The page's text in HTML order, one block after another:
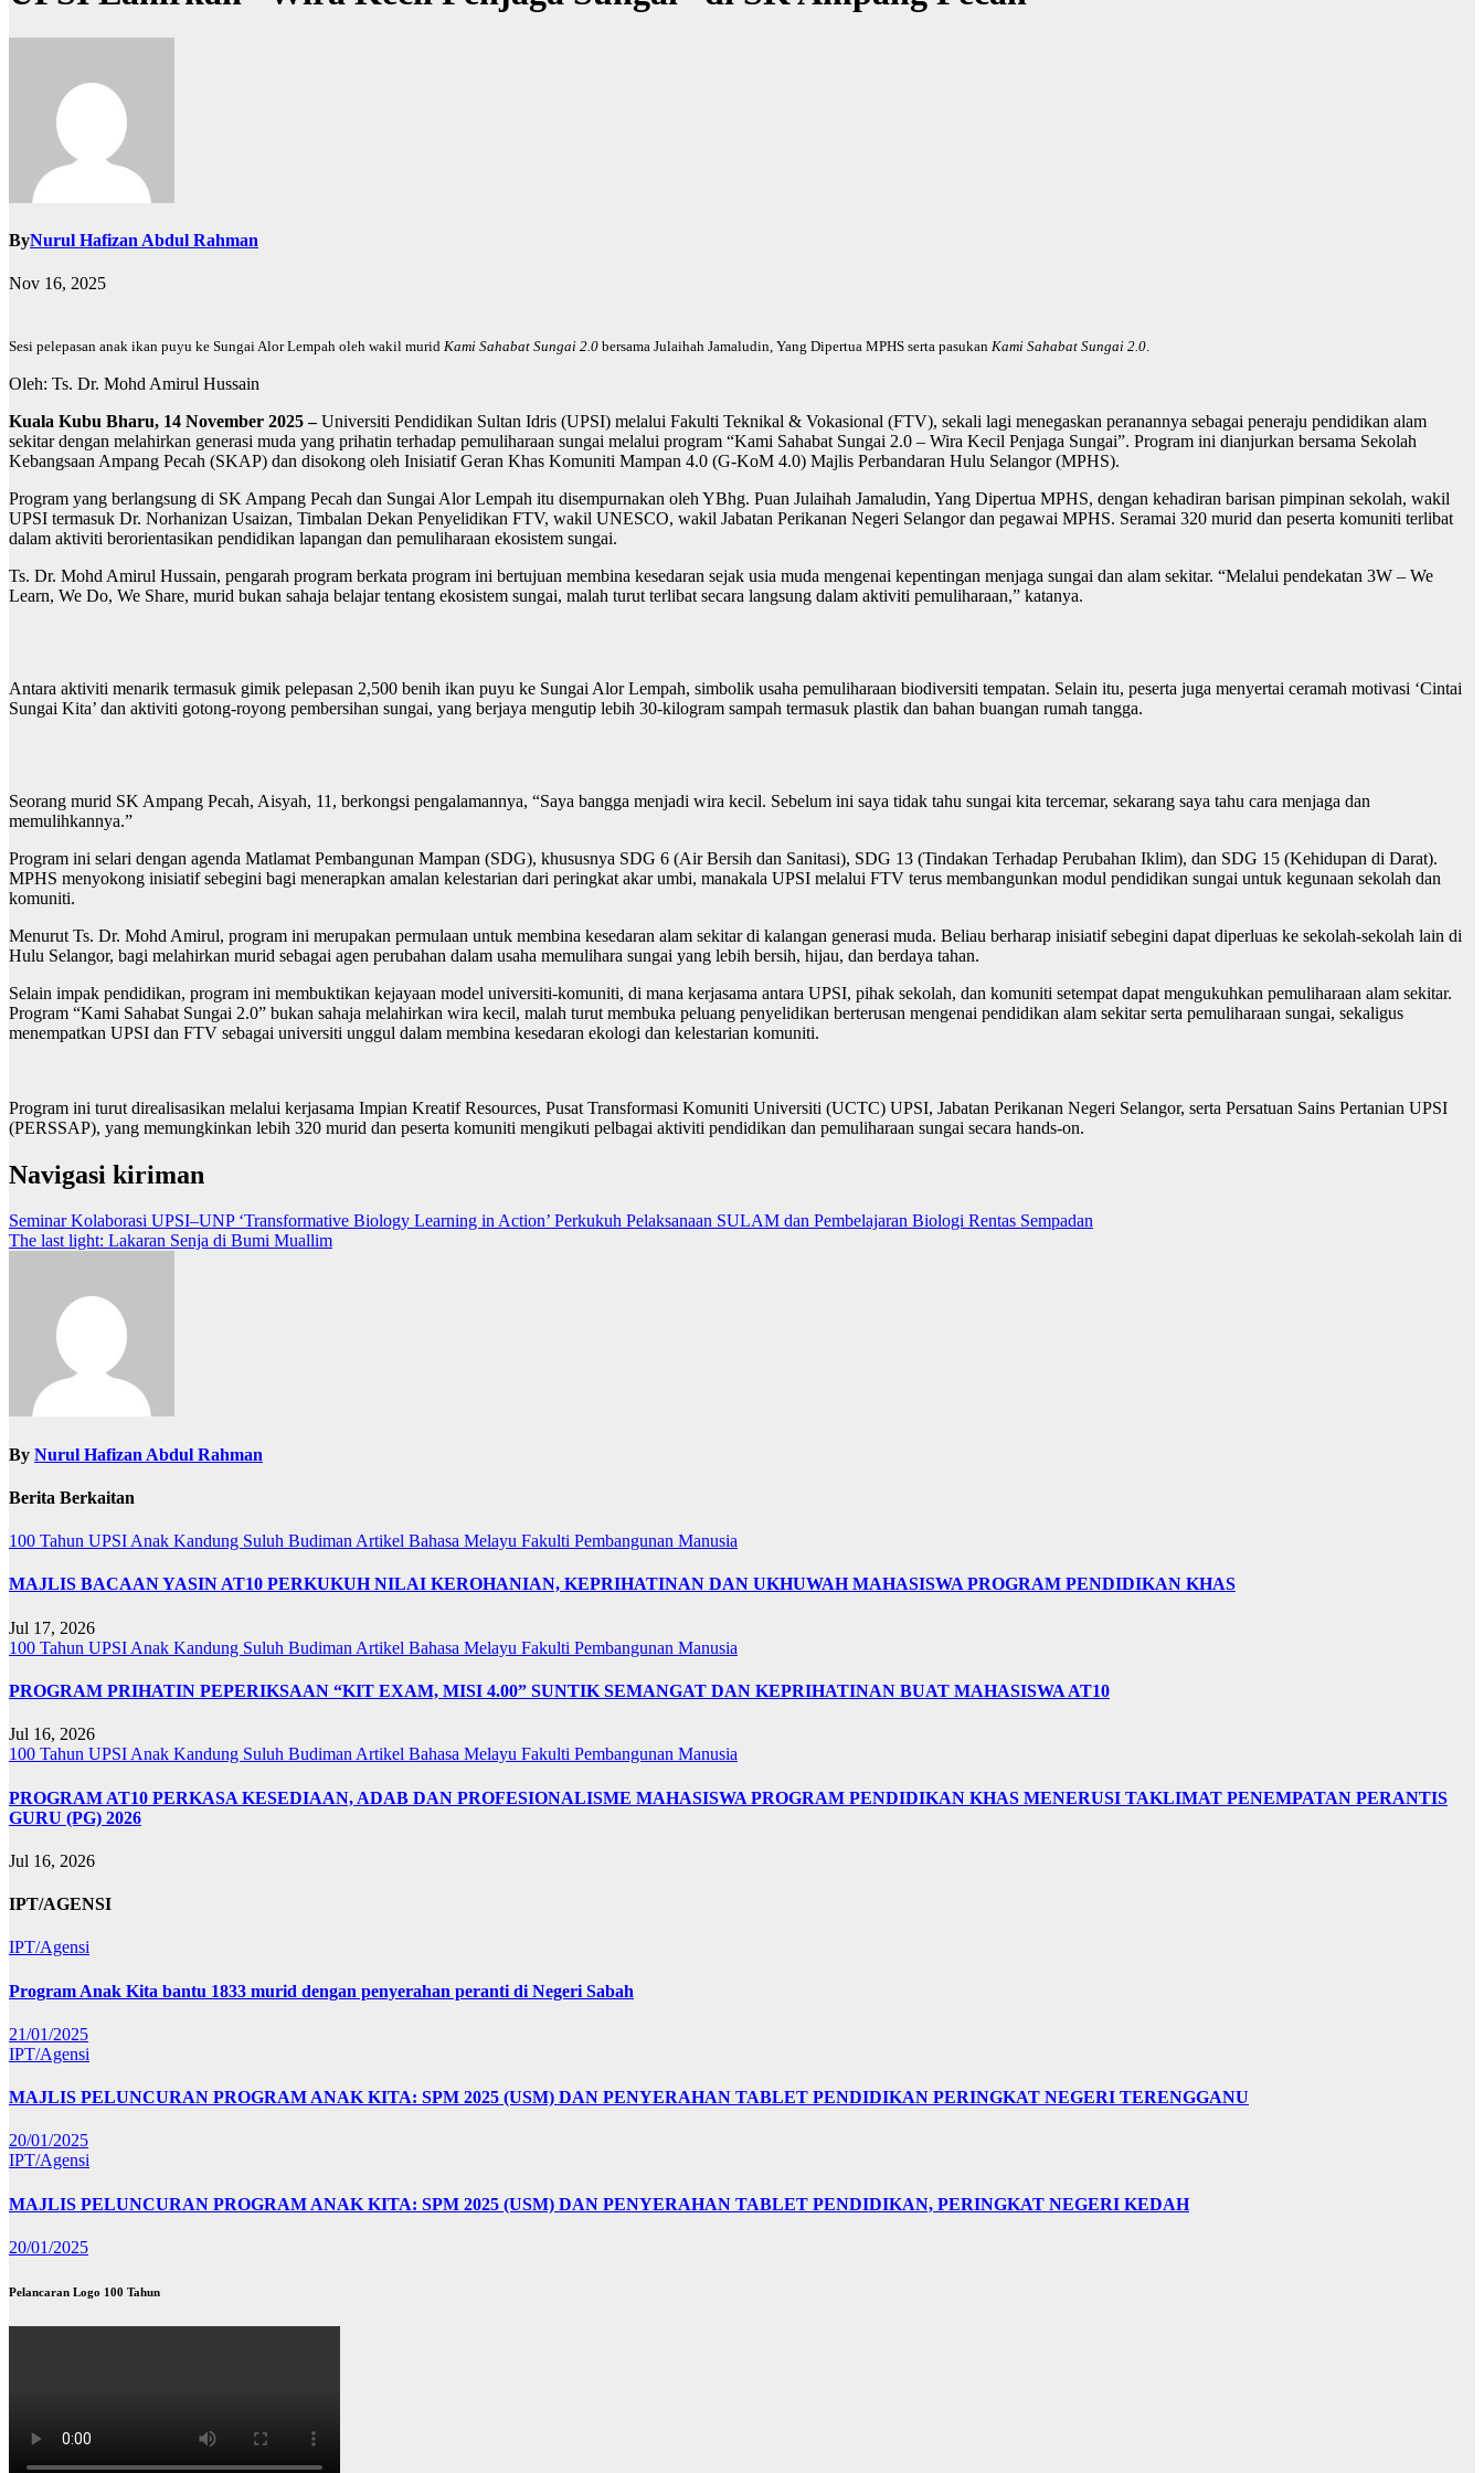
ByNurul Hafizan Abdul Rahman
Nov 16, 2025
Sesi pelepasan anak ikan puyu ke Sungai Alor Lempah oleh wakil murid Kami Sahabat Sungai 2.0 bersama Julaihah Jamaludin, Yang Dipertua MPHS serta pasukan Kami Sahabat Sungai 2.0.
Oleh: Ts. Dr. Mohd Amirul Hussain
Kuala Kubu Bharu, 14 November 2025 –Universiti Pendidikan Sultan Idris (UPSI) melalui Fakulti Teknikal & Vokasional (FTV), sekali lagi menegaskan peranannya sebagai peneraju pendidikan alam
sekitar dengan melahirkan generasi muda yang prihatin terhadap pemuliharaan sungai melalui program “Kami Sahabat Sungai 2.0 – Wira Kecil Penjaga Sungai”. Program ini dianjurkan bersama Sekolah
Kebangsaan Ampang Pecah (SKAP) dan disokong oleh Inisiatif Geran Khas Komuniti Mampan 4.0 (G-KoM 4.0) Majlis Perbandaran Hulu Selangor (MPHS).
Program yang berlangsung di SK Ampang Pecah dan Sungai Alor Lempah itu disempurnakan oleh YBhg. Puan Julaihah Jamaludin, Yang Dipertua MPHS, dengan kehadiran barisan pimpinan sekolah, wakil
UPSI termasuk Dr. Norhanizan Usaizan, Timbalan Dekan Penyelidikan FTV, wakil UNESCO, wakil Jabatan Perikanan Negeri Selangor dan pegawai MPHS. Seramai 320 murid dan peserta komuniti terlibat
dalam aktiviti berorientasikan pendidikan lapangan dan pemuliharaan ekosistem sungai.
Ts. Dr. Mohd Amirul Hussain, pengarah program berkata program ini bertujuan membina kesedaran sejak usia muda mengenai kepentingan menjaga sungai dan alam sekitar. “Melalui pendekatan 3W – We
Learn, We Do, We Share, murid bukan sahaja belajar tentang ekosistem sungai, malah turut terlibat secara langsung dalam aktiviti pemuliharaan,” katanya.
Antara aktiviti menarik termasuk gimik pelepasan 2,500 benih ikan puyu ke Sungai Alor Lempah, simbolik usaha pemuliharaan biodiversiti tempatan. Selain itu, peserta juga menyertai ceramah motivasi ‘Cintai
Sungai Kita’ dan aktiviti gotong-royong pembersihan sungai, yang berjaya mengutip lebih 30-kilogram sampah termasuk plastik dan bahan buangan rumah tangga.
Seorang murid SK Ampang Pecah, Aisyah, 11, berkongsi pengalamannya, “Saya bangga menjadi wira kecil. Sebelum ini saya tidak tahu sungai kita tercemar, sekarang saya tahu cara menjaga dan
memulihkannya.”
Program ini selari dengan agenda Matlamat Pembangunan Mampan (SDG), khususnya SDG 6 (Air Bersih dan Sanitasi), SDG 13 (Tindakan Terhadap Perubahan Iklim), dan SDG 15 (Kehidupan di Darat).
MPHS menyokong inisiatif sebegini bagi menerapkan amalan kelestarian dari peringkat akar umbi, manakala UPSI melalui FTV terus membangunkan modul pendidikan sungai untuk kegunaan sekolah dan
komuniti.
Menurut Ts. Dr. Mohd Amirul, program ini merupakan permulaan untuk membina kesedaran alam sekitar di kalangan generasi muda. Beliau berharap inisiatif sebegini dapat diperluas ke sekolah-sekolah lain di
Hulu Selangor, bagi melahirkan murid sebagai agen perubahan dalam usaha memulihara sungai yang lebih bersih, hijau, dan berdaya tahan.
Selain impak pendidikan, program ini membuktikan kejayaan model universiti-komuniti, di mana kerjasama antara UPSI, pihak sekolah, dan komuniti setempat dapat mengukuhkan pemuliharaan alam sekitar.
Program “Kami Sahabat Sungai 2.0” bukan sahaja melahirkan wira kecil, malah turut membuka peluang penyelidikan berterusan mengenai pendidikan alam sekitar serta pemuliharaan sungai, sekaligus
menempatkan UPSI dan FTV sebagai universiti unggul dalam membina kesedaran ekologi dan kelestarian komuniti.
Program ini turut direalisasikan melalui kerjasama Impian Kreatif Resources, Pusat Transformasi Komuniti Universiti (UCTC) UPSI, Jabatan Perikanan Negeri Selangor, serta Persatuan Sains Pertanian UPSI
(PERSSAP), yang memungkinkan lebih 320 murid dan peserta komuniti mengikuti pelbagai aktiviti pendidikan dan pemuliharaan sungai secara hands-on.
Navigasi kiriman
Seminar Kolaborasi UPSI–UNP ‘Transformative Biology Learning in Action’ Perkukuh Pelaksanaan SULAM dan Pembelajaran Biologi Rentas Sempadan
The last light: Lakaran Senja di Bumi Muallim
By Nurul Hafizan Abdul Rahman
Berita Berkaitan
100 Tahun UPSI Anak Kandung Suluh Budiman Artikel Bahasa Melayu Fakulti Pembangunan Manusia
MAJLIS BACAAN YASIN AT10 PERKUKUH NILAI KEROHANIAN, KEPRIHATINAN DAN UKHUWAH MAHASISWA PROGRAM PENDIDIKAN KHAS
Jul 17, 2026
100 Tahun UPSI Anak Kandung Suluh Budiman Artikel Bahasa Melayu Fakulti Pembangunan Manusia
PROGRAM PRIHATIN PEPERIKSAAN “KIT EXAM, MISI 4.00” SUNTIK SEMANGAT DAN KEPRIHATINAN BUAT MAHASISWA AT10
Jul 16, 2026
100 Tahun UPSI Anak Kandung Suluh Budiman Artikel Bahasa Melayu Fakulti Pembangunan Manusia
PROGRAM AT10 PERKASA KESEDIAAN, ADAB DAN PROFESIONALISME MAHASISWA PROGRAM PENDIDIKAN KHAS MENERUSI TAKLIMAT PENEMPATAN PERANTIS
GURU (PG) 2026
Jul 16, 2026
IPT/AGENSI
IPT/Agensi
Program Anak Kita bantu 1833 murid dengan penyerahan peranti di Negeri Sabah
21/01/2025
IPT/Agensi
MAJLIS PELUNCURAN PROGRAM ANAK KITA: SPM 2025 (USM) DAN PENYERAHAN TABLET PENDIDIKAN PERINGKAT NEGERI TERENGGANU
20/01/2025
IPT/Agensi
MAJLIS PELUNCURAN PROGRAM ANAK KITA: SPM 2025 (USM) DAN PENYERAHAN TABLET PENDIDIKAN, PERINGKAT NEGERI KEDAH
20/01/2025
Pelancaran Logo 100 Tahun